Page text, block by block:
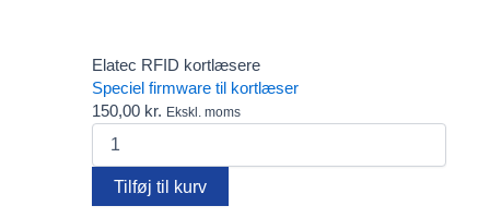
FIDO2 Security Keys – password-fri login til alle behov
Gæsteregistrering
Kortholdere
Lanyards
Pcounter
Plastkort
Rensekit
Elatec RFID kortlæsere
Speciel firmware til kortlæser
150,00 kr. Ekskl. moms
firmware
kortlæser
Tilføj til kurv